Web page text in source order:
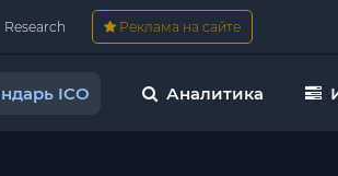
Research Реклама на сайте
ICO Аналитика